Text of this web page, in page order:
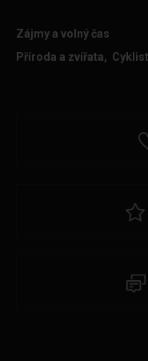
Zájmy a volný čas
Příroda a zvířata,